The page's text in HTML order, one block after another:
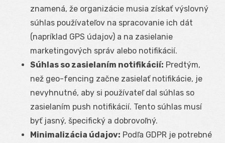
znamená, že organizácie musia získať výslovný
súhlas používateľov na spracovanie ich dát
(napríklad GPS údajov) a na zasielanie
marketingových správ alebo notifikácií.
Súhlas so zasielaním notifikácií: Predtým,
než geo-fencing začne zasielať notifikácie, je
nevyhnutné, aby si používateľ dal súhlas so
zasielaním push notifikácií. Tento súhlas musí
byť jasný, špecifický a dobrovoľný.
Minimalizácia údajov: Podľa GDPR je potrebné